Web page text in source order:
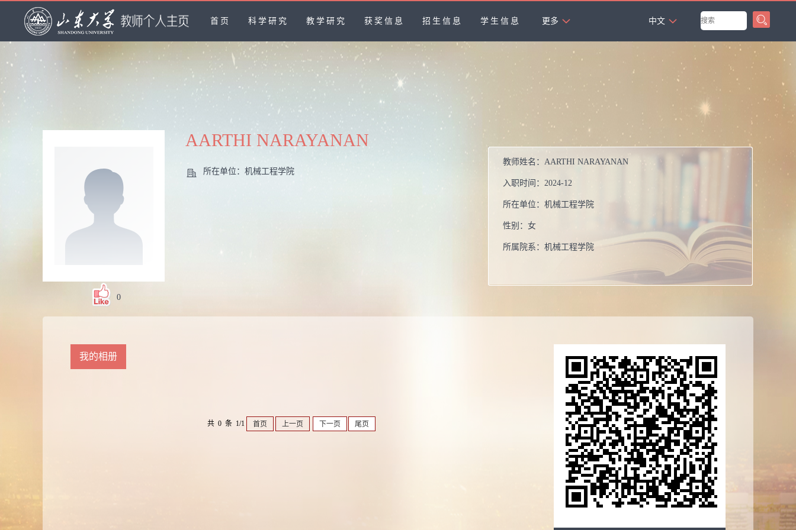
首页 科学研究 教学研究 获奖信息 招生信息 学生信息 更多
中文
0
AARTHI NARAYANAN
所在单位：机械工程学院
教师姓名： AARTHI NARAYANAN
入职时间： 2024-12
所在单位： 机械工程学院
性别： 女
所属院系： 机械工程学院
我的相册
共 0 条 1/1 首页 上一页 下一页 尾页